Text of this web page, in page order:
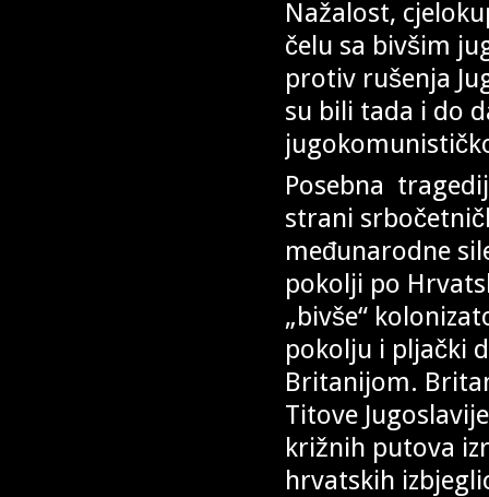
Nažalost,
čelu sa bivšim
protiv rušenja
su bili tada i do
Posebna
strani
međunarodne
pokolji po
„bivše“
pokolju i pljački
Britanijom.
Titove
križnih putova
hrvatskih